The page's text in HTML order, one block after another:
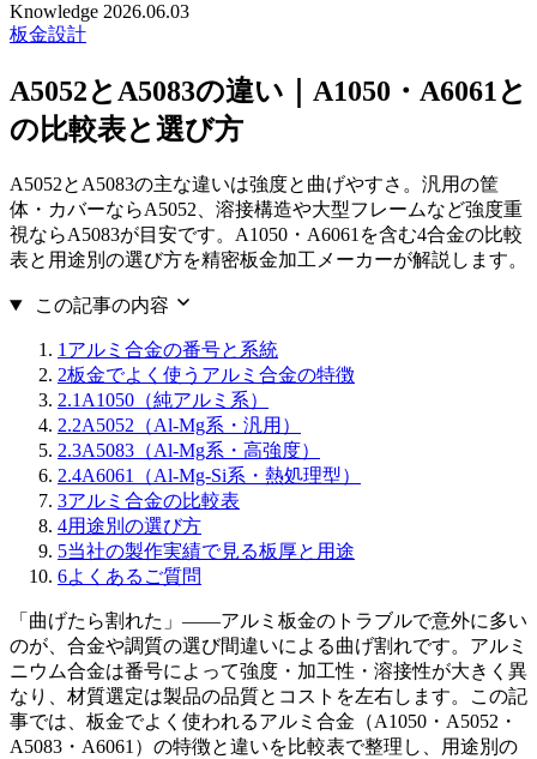
Knowledge 2026.06.03
板金設計
A5052とA5083の違い｜A1050・A6061と
の比較表と選び方
A5052とA5083の主な違いは強度と曲げやすさ。汎用の筐
体・カバーならA5052、溶接構造や大型フレームなど強度重
視ならA5083が目安です。A1050・A6061を含む4合金の比較
表と用途別の選び方を精密板金加工メーカーが解説します。
この記事の内容
1 アルミ合金の番号と系統
2板金でよく使うアルミ合金の特徴
2.1 A1050（純アルミ系）
2.2A5052（Al-Mg系・汎用）
2.3A5083（Al-Mg系・高強度）
2.4A6061（Al-Mg-Si系・熱処理型）
3アルミ合金の比較表
4用途別の選び方
5当社の製作実績で見る板厚と用途
6よくあるご質問
「曲げたら割れた」——アルミ板金のトラブルで意外に多い
のが、合金や調質の選び間違いによる曲げ割れです。アルミ
ニウム合金は番号によって強度・加工性・溶接性が大きく異
なり、材質選定は製品の品質とコストを左右します。この記
事では、板金でよく使われるアルミ合金（A1050・A5052・
A5083・A6061）の特徴と違いを比較表で整理し、用途別の